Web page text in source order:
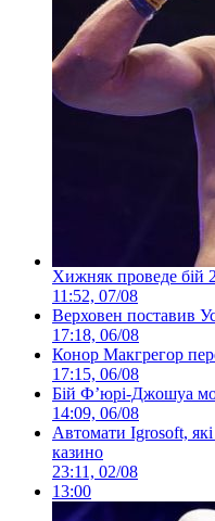
Хижняк проведе бій
11:52, 07/08
Верховен поставив
17:18, 06/08
Конор Макгрегор
17:15, 06/08
Бій Ф’юрі-Джошуа
14:09, 06/08
Автомати Igrosoft,
казино
23:11, 02/08
13:00